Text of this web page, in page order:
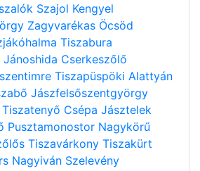
Szajol Kengyel
Zagyvarékas Öcsöd
Tiszabura
Jánoshida Cserkeszőlő
Tiszapüspöki Alattyán
Jászfelsőszentgyörgy
Tiszatenyő Csépa Jásztelek
Pusztamonostor Nagykörű
Tiszavárkony Tiszakürt
Nagyiván Szelevény